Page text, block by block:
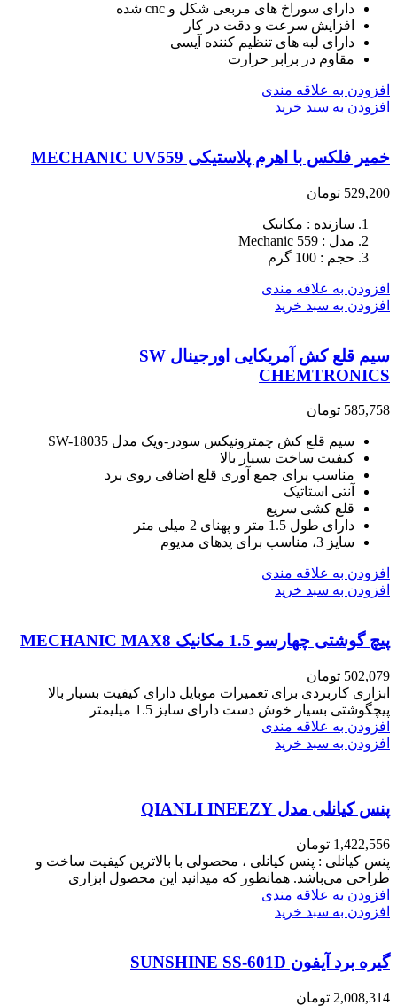
دارای سوراخ های مربعی شکل و cnc شده
افزایش سرعت و دقت در کار
دارای لبه های تنظیم کننده آیسی
مقاوم در برابر حرارت
افزودن به علاقه مندی
افزودن به سبد خرید
خمیر فلکس با اهرم پلاستیکی MECHANIC UV559
529,200 تومان
سازنده : مکانیک
مدل : Mechanic 559
حجم : 100 گرم
افزودن به علاقه مندی
افزودن به سبد خرید
سیم قلع کش آمریکایی اورجینال SW
CHEMTRONICS
585,758 تومان
سیم قلع کش چمترونیکس سودر-ویک مدل SW-18035
کیفیت ساخت بسیار بالا
مناسب برای جمع آوری قلع اضافی روی برد
آنتی استاتیک
قلع کشی سریع
دارای طول 1.5 متر و پهنای 2 میلی متر
سایز 3، مناسب برای پدهای مدیوم
افزودن به علاقه مندی
افزودن به سبد خرید
پیچ گوشتی چهارسو 1.5 مکانیک MECHANIC MAX8
502,079 تومان
ابزاری کاربردی برای تعمیرات موبایل دارای کیفیت بسیار بالا
پیچگوشتی بسیار خوش دست دارای سایز 1.5 میلیمتر
افزودن به علاقه مندی
افزودن به سبد خرید
پنس کیانلی مدل QIANLI INEEZY
1,422,556 تومان
پنس کیانلی : پنس کیانلی ، محصولی با بالاترین کیفیت ساخت و
طراحی می‌باشد. همانطور که میدانید این محصول ابزاری
افزودن به علاقه مندی
افزودن به سبد خرید
گیره برد آیفون SUNSHINE SS-601D
2,008,314 تومان